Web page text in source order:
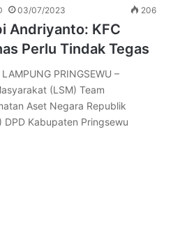
03/07/2023 206
Andriyanto: KFC
Perlu Tindak Tegas
PRINGSEWU –
(LSM) Team
Aset Negara Republik
DPD Kabupaten Pringsewu